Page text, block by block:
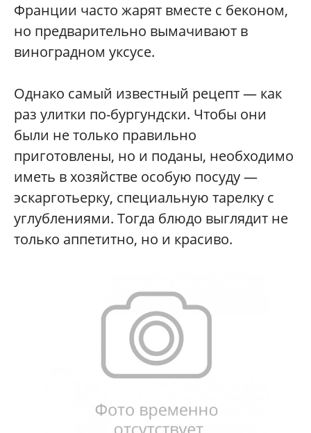
Франции часто жарят вместе с беконом,
но предварительно вымачивают в
виноградном уксусе.
Однако самый известный рецепт — как
раз улитки по-бургундски. Чтобы они
были не только правильно
приготовлены, но и поданы, необходимо
иметь в хозяйстве особую посуду —
эскарготьерку, специальную тарелку с
углублениями. Тогда блюдо выглядит не
только аппетитно, но и красиво.